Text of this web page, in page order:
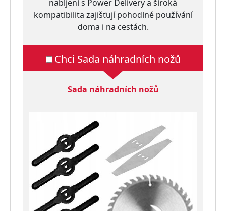
nabíjení s Power Delivery a široká
kompatibilita zajišťují pohodlné používání
doma i na cestách.
Chci Sada náhradních nožů
Sada náhradních nožů